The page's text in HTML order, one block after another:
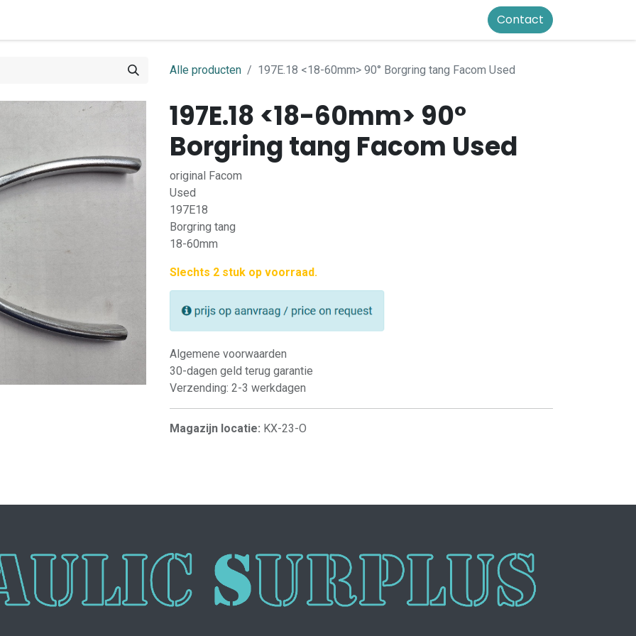
Contact
Alle producten 197E.18 <18-60mm> 90° Borgring tang Facom Used
197E.18 <18-60mm> 90°
Borgring tang Facom Used
original Facom
Used
197E18
Borgring tang
18-60mm
Slechts 2 stuk op voorraad.
Algemene voorwaarden
30-dagen geld terug garantie
Verzending: 2-3 werkdagen
Magazijn locatie: KX-23-O